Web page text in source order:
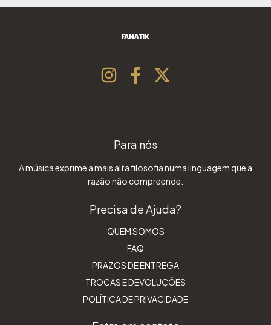
Para nós
A música exprime a mais alta filosofia numa linguagem que a
razão não compreende.
Precisa de Ajuda?
QUEM SOMOS
FAQ
PRAZOS DE ENTREGA
TROCAS E DEVOLUÇÕES
POLÍTICA DE PRIVACIDADE